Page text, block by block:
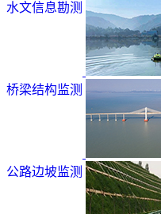
水文信息勘测
桥梁结构监测
公路边坡监测